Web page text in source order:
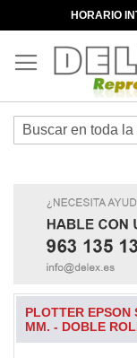
HORARIO
PLOTTER EPSON
MM. - DOBLE